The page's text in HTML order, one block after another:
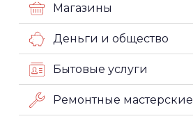
Магазины
Деньги и общество
Бытовые услуги
Ремонтные мастерские